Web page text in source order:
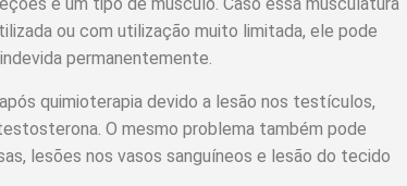
ou com utilização muito limitada, ele pode
permanentemente.
quimioterapia devido a lesão nos testículos,
O mesmo problema também pode
lesões nos vasos sanguíneos e lesão do tecido